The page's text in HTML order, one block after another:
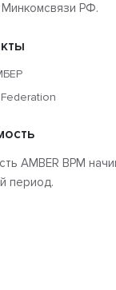
РФ.
AMBER BPM
период.